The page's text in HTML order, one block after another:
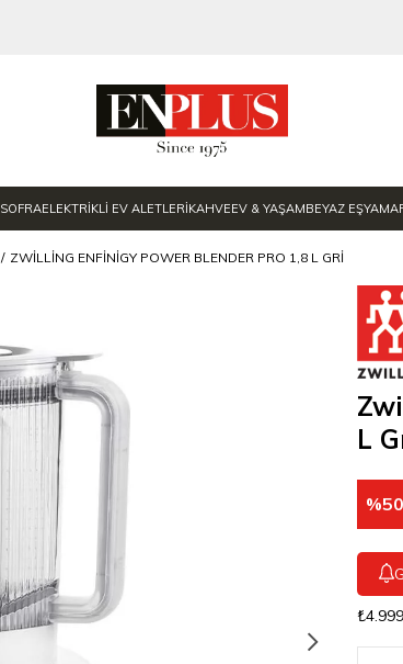
SOFRAELEKTRİKLİ EV ALETLERİKAHVEEV & YAŞAMBEYAZ EŞYA
ZWILLING ENFINIGY POWER BLENDER PRO 1,8 L GRI
L
50